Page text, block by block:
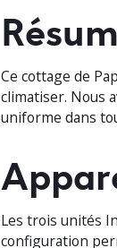
Ce cottage de
climatiser. Nous
uniforme dans
Les trois unités
configuration